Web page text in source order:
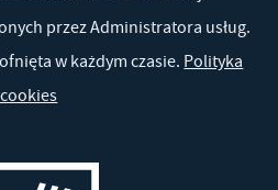
przez Administratora usług.
w każdym czasie. Polityka